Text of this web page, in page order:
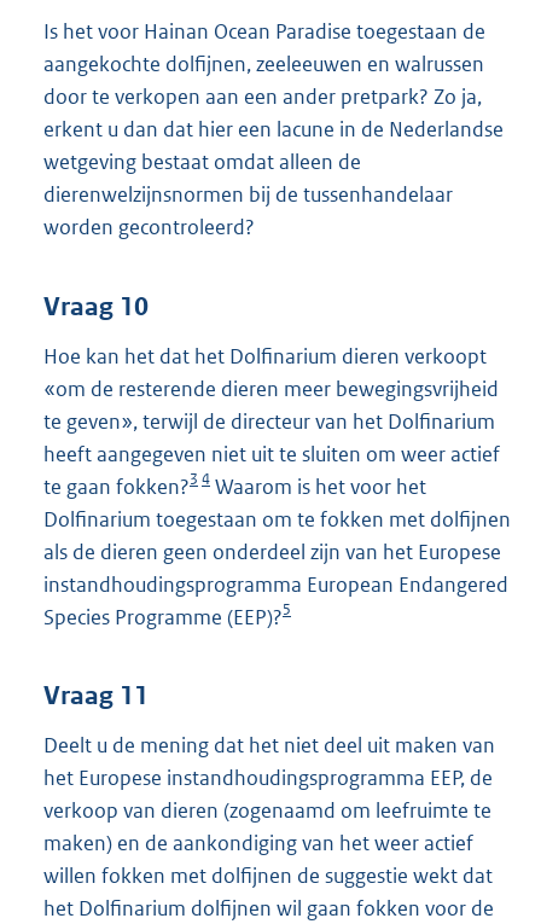
Is het voor Hainan Ocean Paradise toegestaan de
aangekochte dolfijnen, zeeleeuwen en walrussen
door te verkopen aan een ander pretpark? Zo ja,
erkent u dan dat hier een lacune in de Nederlandse
wetgeving bestaat omdat alleen de
dierenwelzijnsnormen bij de tussenhandelaar
worden gecontroleerd?
Vraag 10
Hoe kan het dat het Dolfinarium dieren verkoopt
«om de resterende dieren meer bewegingsvrijheid
te geven», terwijl de directeur van het Dolfinarium
heeft aangegeven niet uit te sluiten om weer actief
te gaan fokken?3 4 Waarom is het voor het
Dolfinarium toegestaan om te fokken met dolfijnen
als de dieren geen onderdeel zijn van het Europese
instandhoudingsprogramma European Endangered
Species Programme (EEP)?5
Vraag 11
Deelt u de mening dat het niet deel uit maken van
het Europese instandhoudingsprogramma EEP, de
verkoop van dieren (zogenaamd om leefruimte te
maken) en de aankondiging van het weer actief
willen fokken met dolfijnen de suggestie wekt dat
het Dolfinarium dolfijnen wil gaan fokken voor de